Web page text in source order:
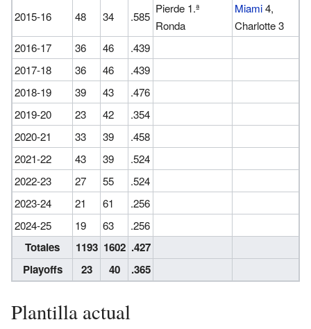
2015-16 48 34 .585
Pierde 1.ª
Ronda
Miami4,
Charlotte 3
2016-17
36 46
.439
2017-18
36 46
.439
2018-19
39 43
.476
2019-20
23 42
.354
2020-21
33 39
.458
2021-22
43 39
.524
2022-23
27 55
.524
2023-24
21 61
.256
2024-25
19 63 .256
Totales 1193 1602 .427
Playoffs
23 40 .365
Plantilla actual